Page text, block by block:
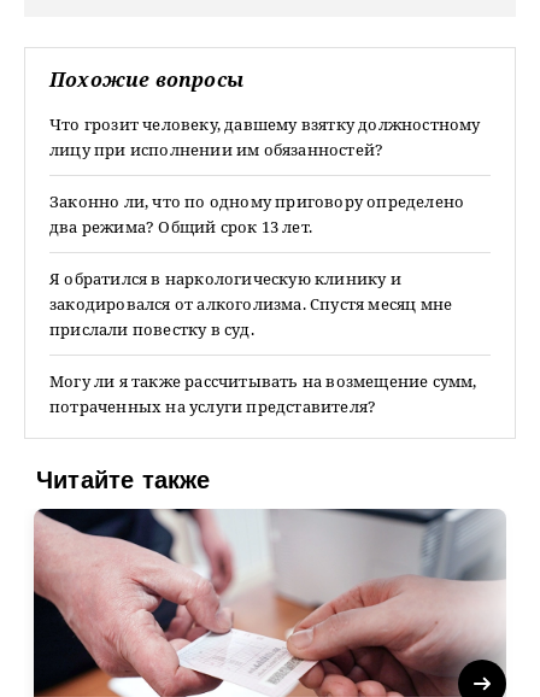
Похожие вопросы
Что грозит человеку, давшему взятку должностному
лицу при исполнении им обязанностей?
Законно ли, что по одному приговору определено
два режима? Общий срок 13 лет.
Я обратился в наркологическую клинику и
закодировался от алкоголизма. Спустя месяц мне
прислали повестку в суд.
Могу ли я также рассчитывать на возмещение сумм,
потраченных на услуги представителя?
Читайте также
Next